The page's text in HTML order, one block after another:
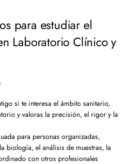
para estudiar el
Laboratorio Clínico y
si te interesa el ámbito sanitario,
y valoras la precisión, el rigor y la
para personas organizadas,
biología, el análisis de muestras, la
con otros profesionales